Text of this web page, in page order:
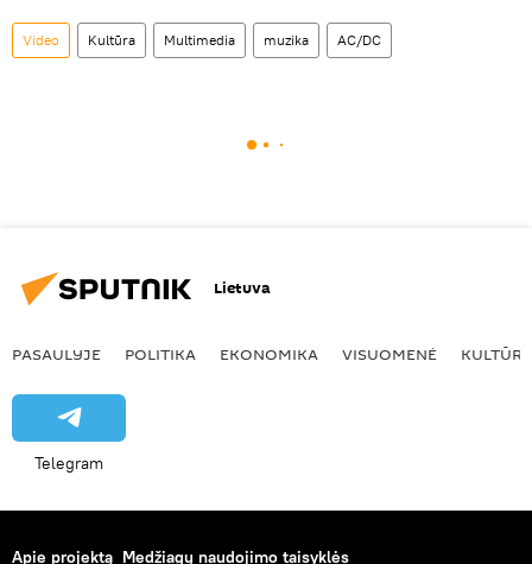
Video Kultūra Multimedia muzika AC/DC
Lietuva
PASAULYJE POLITIKA EKONOMIKA VISUOMENĖ KULTŪRA
Telegram
Apie projektą Medžiagų naudojimo taisyklės